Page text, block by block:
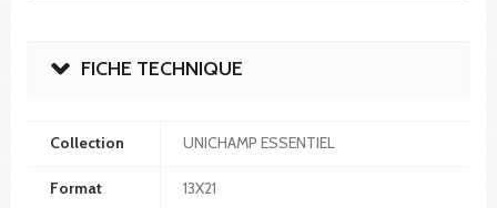
FICHE TECHNIQUE
Collection UNICHAMP ESSENTIEL
Format 13X21